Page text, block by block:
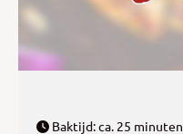
Baktijd: ca. 25 minuten